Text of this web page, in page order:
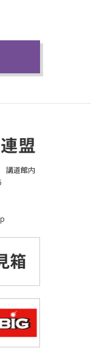
講道館内